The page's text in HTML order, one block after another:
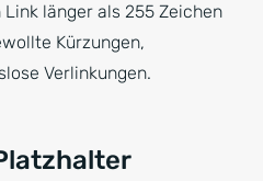
länger als 255 Zeichen
Kürzungen,
Verlinkungen.